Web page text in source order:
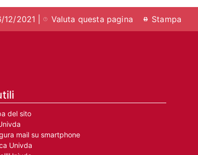
2021 | Valuta questa pagina Stampa
del sito
mail su smartphone
Univda